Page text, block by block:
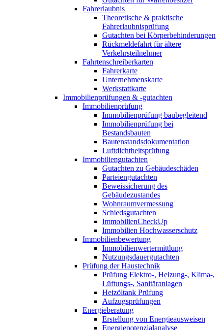
Fahrerlaubnis
Theoretische & praktische
Fahrerlaubnisprüfung
Gutachten bei Körperbehinderungen
Rückmeldefahrt für ältere
Verkehrsteilnehmer
Fahrtenschreiberkarten
Fahrerkarte
Unternehmenskarte
Werkstattkarte
Immobilienprüfungen & -gutachten
Immobilienprüfung
Immobilienprüfung baubegleitend
Immobilienprüfung bei
Bestandsbauten
Bautenstandsdokumentation
Luftdichtheitsprüfung
Immobiliengutachten
Gutachten zu Gebäudeschäden
Parteiengutachten
Beweissicherung des
Gebäudezustandes
Wohnraumvermessung
Schiedsgutachten
ImmobilienCheckUp
Immobilien Hochwasserschutz
Immobilienbewertung
Immobilienwertermittlung
Nutzungsdauergutachten
Prüfung der Haustechnik
Prüfung Elektro-, Heizung-, Klima-,
Lüftungs-, Sanitäranlagen
Heizöltank Prüfung
Aufzugsprüfungen
Energieberatung
Erstellung von Energieausweisen
Energiepotenzialanalyse